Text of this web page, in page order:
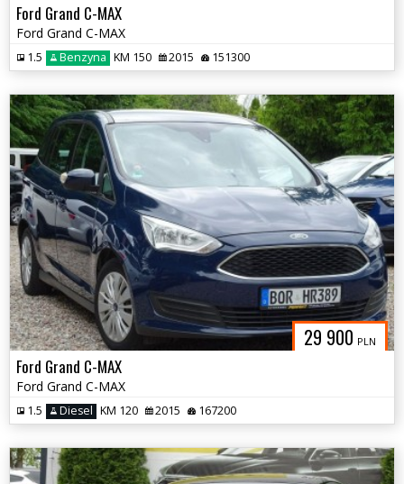
Ford Grand C-MAX
Ford Grand C-MAX
1.5 Benzyna KM 150 2015 151300
29 900 PLN
Ford Grand C-MAX
Ford Grand C-MAX
1.5 Diesel KM 120 2015 167200